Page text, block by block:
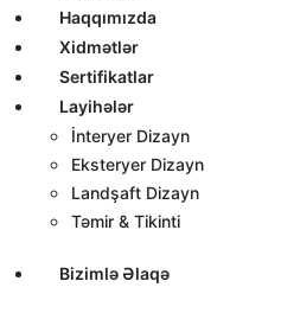
Haqqımızda
Xidmətlər
Sertifikatlar
Layihələr
İnteryer Dizayn
Eksteryer Dizayn
Landşaft Dizayn
Təmir & Tikinti
Bizimlə Əlaqə